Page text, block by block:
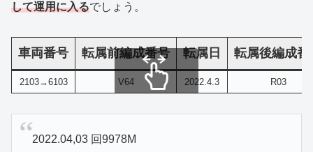
して運用に入るでしょう。
車両番号 転属前編成番号 転属日 転属後編成番
2103→6103 V64 2022.4.3 R03
2022.04,03 回9978M